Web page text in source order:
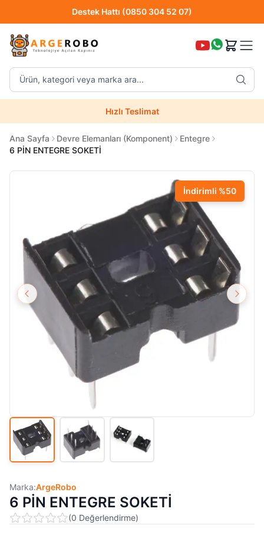
Destek Hattı (0850 304 52 07)
Ürün, kategori veya marka ara...
Destek Hattı (0850 304 52 07)
Hızlı Teslimat
Uzman Teknik Servis
Ana Sayfa Devre Elemanları (Komponent)
Entegre
6 PİN ENTEGRE SOKETİ
İndirimli %50
Marka:ArgeRobo
6 PİN ENTEGRE SOKETİ
(0 Değerlendirme)